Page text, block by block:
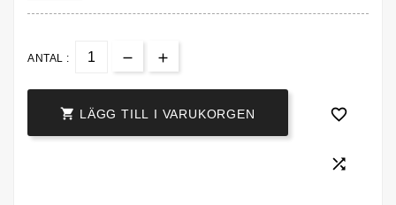
ANTAL :
 LÄGG TILL I VARUKORGEN 
